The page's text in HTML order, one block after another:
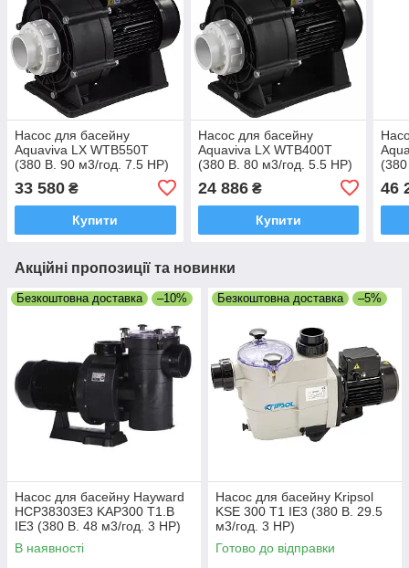
Насос для басейну
Aquaviva LX WTB550Т
(380 В. 90 м3/год. 7.5 HP)
33 580 ₴
Купити
Насос для басейну
Aquaviva LX WTB400T
(380 В. 80 м3/год. 5.5 HP)
24 886₴
Купити
46
Акційні пропозиції та новинки
Безкоштовна доставка –10%
Насос для басейну Hayward
HCP38303E3 KAP300 T1.B
IE3 (380 В. 48 м3/год. 3 HP)
В наявності
Безкоштовна доставка –5%
Насос для басейну Kripsol
KSE 300 Т1 IE3 (380 В. 29.5
м3/год. 3 НР)
Готово до відправки